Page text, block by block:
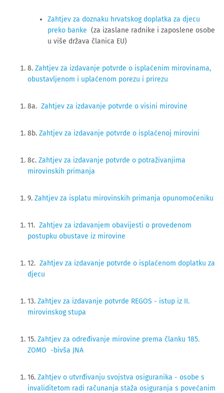
Zahtjev za doznaku hrvatskog doplatka za djecu
preko banke (za izaslane radnike i zaposlene osobe
u više država članica EU)
8. Zahtjev za izdavanje potvrde o isplaćenim mirovinama,
obustavljenom i uplaćenom porezu i prirezu
8a. Zahtjev za izdavanje potvrde o visini mirovine
8b. Zahtjev za izdavanje potvrde o isplaćenoj mirovini
8c. Zahtjev za izdavanje potvrde o potraživanjima
mirovinskih primanja
9. Zahtjev za isplatu mirovinskih primanja opunomoćeniku
11. Zahtjev za izdavanjem obavijesti o provedenom
postupku obustave iz mirovine
12. Zahtjev za izdavanje potvrde o isplaćenom doplatku za
djecu
13. Zahtjev za izdavanje potvrde REGOS - istup iz II.
mirovinskog stupa
15. Zahtjev za određivanje mirovine prema članku 185.
ZOMO -bivša JNA
16. Zahtjev o utvrđivanju svojstva osiguranika - osobe s
invaliditetom radi računanja staža osiguranja s povećanim